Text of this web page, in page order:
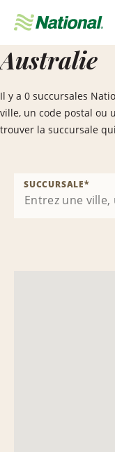
navigation
Australie
Il y a 0 succursales
ville, un code postal ou
trouver la succursale
SUCCURSALE*